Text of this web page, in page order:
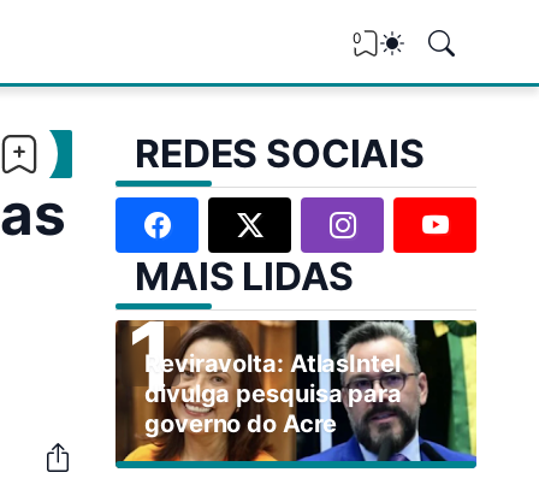
0
REDES SOCIAIS
MAIS LIDAS
Reviravolta: AtlasIntel
divulga pesquisa para
governo do Acre